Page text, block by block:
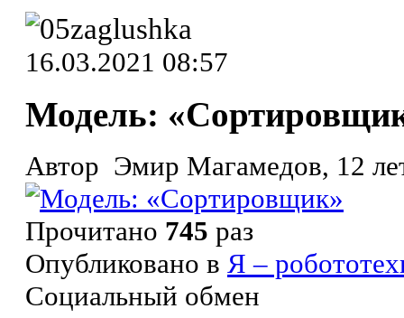
16.03.2021 08:57
Модель:
Автор Эмир Магамедов, 12
Прочитано 745 раз
Опубликовано в Я –
Социальный обмен